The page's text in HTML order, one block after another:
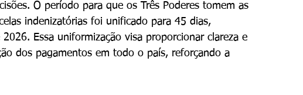
O período para que os Três Poderes tomem as
indenizatórias foi unificado para 45 dias,
Essa uniformização visa proporcionar clareza e
dos pagamentos em todo o país, reforçando a